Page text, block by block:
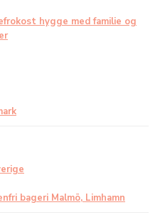
hygge med familie og
bageri Malmö, Limhamn